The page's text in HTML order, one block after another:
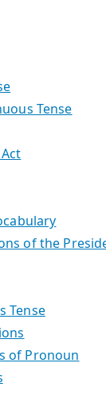
Tense
of the
Tense
of Pronoun